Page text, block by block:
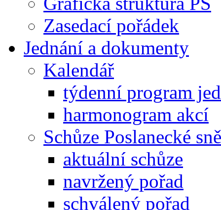
Zasedací pořádek
Jednání a dokumenty
Kalendář
týdenní program
harmonogram akcí
Schůze Poslanecké
aktuální schůze
navržený pořad
schválený pořad